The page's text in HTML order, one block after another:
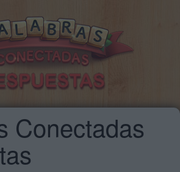
Conectadas